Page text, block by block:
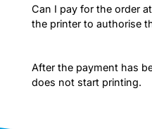
Can I pay for the order
the printer to authorise
After the payment has
does not start printing.